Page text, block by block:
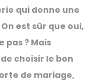
qui donne une
est sûr que oui,
pas ? Mais
choisir le bon
de mariage,